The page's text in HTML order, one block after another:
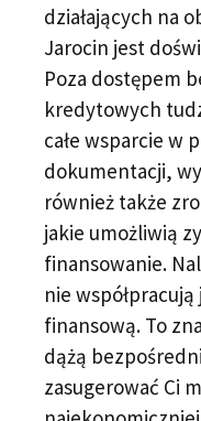
działających na
Jarocin jest
Poza dostępem
kredytowych
całe wsparcie w
dokumentacji,
również także
jakie umożliwią
finansowanie.
nie
finansową. To
dążą
zasugerować Ci